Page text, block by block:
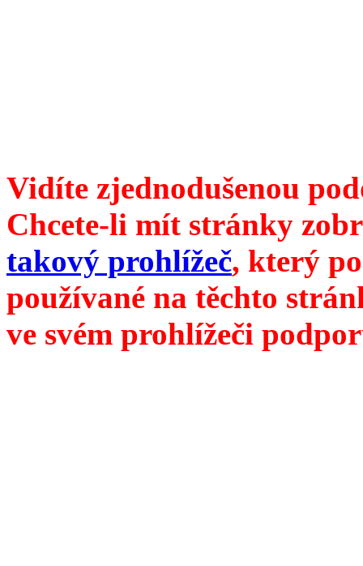
Vidíte zjednodušenou
Chcete-li mít stránky
takový prohlížeč, který
používané na těchto
ve svém prohlížeči